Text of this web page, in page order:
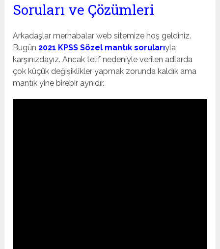
Soruları ve Çözümleri
Arkadaşlar merhabalar web sitemize hoş geldiniz.
Bugün 2021 KPSS Sözel mantık sorularıyla
karşınızdayız. Ancak telif nedeniyle verilen adlarda
çok küçük değişiklikler yapmak zorunda kaldık ama
mantık yine birebir aynıdır.